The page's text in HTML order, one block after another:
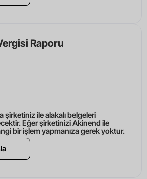
Raporu
şirketiniz ile alakalı belgeleri
Eğer şirketinizi Akinend ile
bir işlem yapmanıza gerek yoktur.